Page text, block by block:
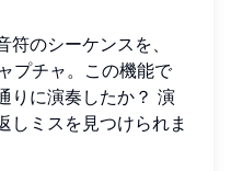
符のシーケンスを、
プチャ。この機能で
りに演奏したか？ 演
しミスを見つけられま